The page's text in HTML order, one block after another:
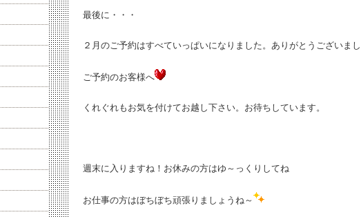
最後に・・・
２月のご予約はすべていっぱいになりました。ありがとうございま
ご予約のお客様へ
くれぐれもお気を付けてお越し下さい。お待ちしています。
週末に入りますね！お休みの方はゆ～っくりしてね
お仕事の方はぼちぼち頑張りましょうね～